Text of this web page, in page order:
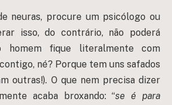
neuras, procure um psicólogo ou
isso, do contrário, não poderá
homem fique literalmente com
né? Porque tem uns safados
outras!). O que nem precisa dizer
acaba broxando: “se é para